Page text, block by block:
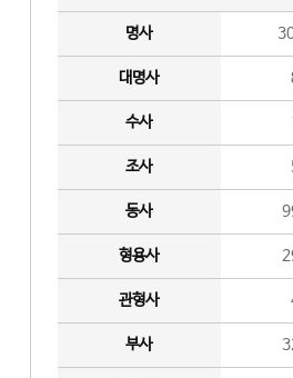
명사
대명사
수사
조사
동사
형용사
관형사
부사